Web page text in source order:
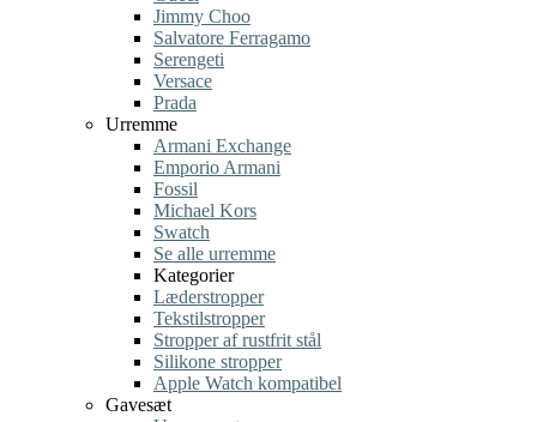
Jimmy Choo
Salvatore Ferragamo
Serengeti
Versace
Prada
Urremme
Armani Exchange
Emporio Armani
Fossil
Michael Kors
Swatch
Se alle urremme
Kategorier
Læderstropper
Tekstilstropper
Stropper af rustfrit stål
Silikone stropper
Apple Watch kompatibel
Gavesæt